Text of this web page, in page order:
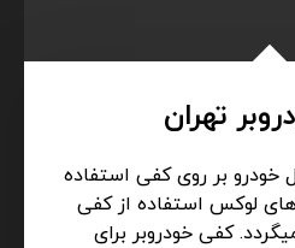
خودرو بر روی کفی استفاده
لوکس استفاده از کفی
کفی خودروبر برای